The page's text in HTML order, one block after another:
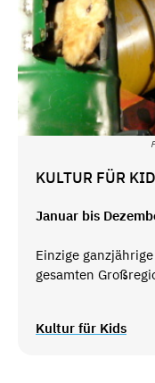
KULTUR FÜR
Januar bis
Einzige
gesamten
Kultur für Kids